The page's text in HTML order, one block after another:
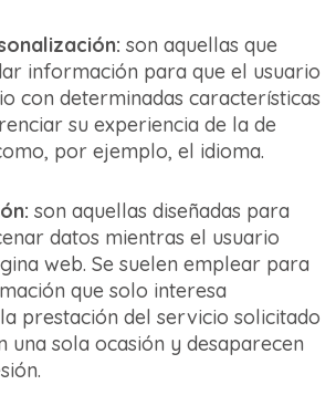
son aquellas que
información para que el usuario
con determinadas características
su experiencia de la de
por ejemplo, el idioma.
son aquellas diseñadas para
datos mientras el usuario
web. Se suelen emplear para
que solo interesa
prestación del servicio solicitado
una sola ocasión y desaparecen